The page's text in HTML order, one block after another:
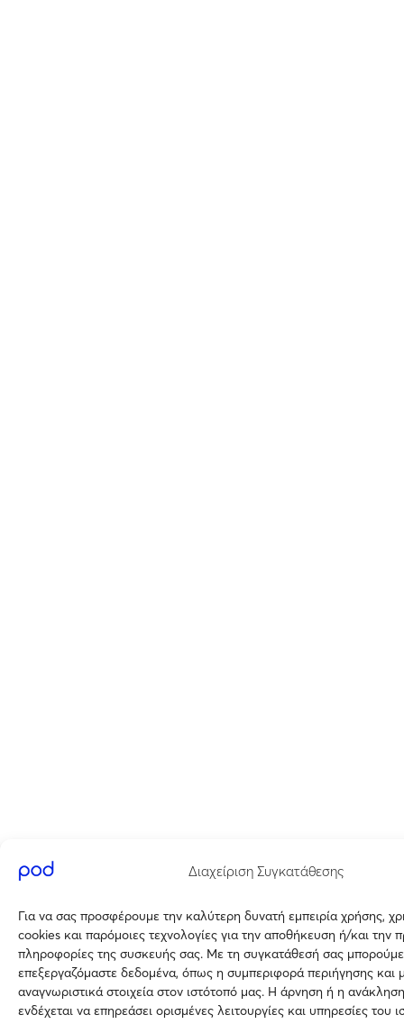
Διαχείριση Συγκατάθεσης
Για να σας προσφέρουμε την καλύτερη δυνατή εμπειρία χρήσης,
cookies και παρόμοιες τεχνολογίες για την αποθήκευση ή/και την
πληροφορίες της συσκευής σας. Με τη συγκατάθεσή σας
επεξεργαζόμαστε δεδομένα, όπως η συμπεριφορά περιήγησης και
αναγνωριστικά στοιχεία στον ιστότοπό μας. Η άρνηση ή η
ενδέχεται να επηρεάσει ορισμένες λειτουργίες και υπηρεσίες του